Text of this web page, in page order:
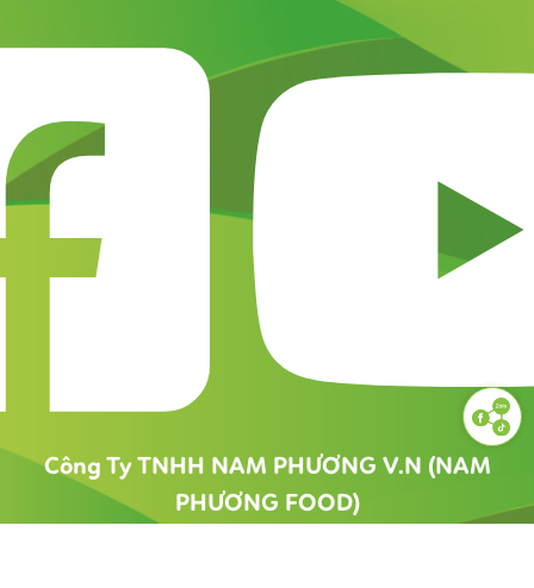
Công Ty TNHH NAM PHƯƠNG V.N (NAM
PHƯƠNG FOOD)